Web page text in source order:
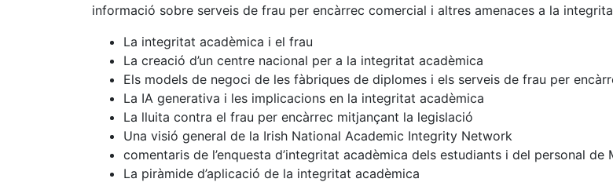
informació sobre serveis de frau per encàrrec comercial i altres amenaces a la
La integritat acadèmica i el frau
La creació d’un centre nacional per a la integritat acadèmica
Els models de negoci de les fàbriques de diplomes i els serveis de frau per
La IA generativa i les implicacions en la integritat acadèmica
La lluita contra el frau per encàrrec mitjançant la legislació
Una visió general de la Irish National Academic Integrity Network
comentaris de l’enquesta d’integritat acadèmica dels estudiants i del personal de
La piràmide d’aplicació de la integritat acadèmica